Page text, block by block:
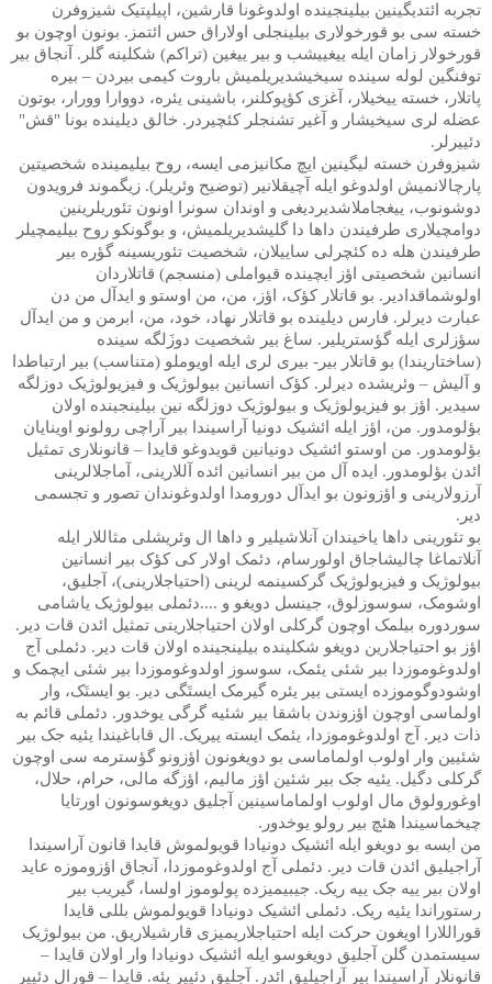
تجربه ائتدیگینین بیلینجینده اولدوغونا قارشین، اپیلپتیک شیزوفرن
خسته سی بو قورخولاری بیلینجلی اولاراق حس ائتمز. بونون اوچون بو
قورخولار زامان ایله ییغییشب و بیر ییغین (تراکم) شکلینه گلر. آنجاق بیر
توفنگین لوله سینده سیخیشدیریلمیش باروت کیمی بیردن – بیره
پاتلار، خسته ییخیلار، آغزی کؤپوکلنر، باشینی یئره، دووارا وورار، بوتون
عضله لری سیخیشار و آغیر تشنجلر کئچیردر. خالق دیلینده بونا "قش"
دئییرلر.
شیزوفرن خسته لیگینین ایچ مکانیزمی ایسه، روح بیلیمینده شخصیتین
پارچالانمیش اولدوغو ایله آچیقلانیر (توضیح وئریلر). زیگموند فرویدون
دوشونوب، ییغجاملاشدیردیغی و اوندان سونرا اونون تئوریلرینین
دوامچیلاری طرفیندن داها دا گلیشدیریلمیش، و بوگونکو روح بیلیمچیلر
طرفیندن هله ده کئچرلی ساییلان، شخصیت تئوریسینه گؤره بیر
انسانین شخصیتی اؤز ایچینده قیواملی (منسجم) قاتلاردان
اولوشماقدادیر. بو قاتلار کؤک، اؤز، من، من اوستو و ایدآل من دن
عبارت دیرلر. فارس دیلینده بو قاتلار نهاد، خود، من، ابرمن و من ایدآل
سؤزلری ایله گؤستریلیر. ساغ بیر شخصیت دوزَلگه سینده
(ساختاریندا) بو قاتلار بیر- بیری لری ایله اویوملو (متناسب) بیر ارتباطدا
و آلیش – وئریشده دیرلر. کؤک انسانین بیولوژیک و فیزیولوژیک دوزلگه
سیدیر. اؤز بو فیزیولوژیک و بیولوژیک دوزلگه نین بیلینجینده اولان
بؤلومدور. من، اؤز ایله ائشیک دونیا آراسیندا بیر آراچی رولونو اوینایان
بؤلومدور. من اوستو ائشیک دونیانین قویدوغو قایدا – قانونلاری تمثیل
ائدن بؤلومدور. ایده آل من بیر انسانین ائده آللارینی، آماجلالرینی
آرزولارینی و اؤزونون بو ایدآل دورومدا اولدوغوندان تصور و تجسمی
دیر.
بو تئورینی داها یاخیندان آنلاشیلیر و داها ال وئریشلی مثاللار ایله
آنلاتماغا چالیشاجاق اولورسام، دئمک اولار کی کؤک بیر انسانین
بیولوژیک و فیزیولوژیک گرکسینمه لرینی (احتیاجلارینی)، آجلیق،
اوشومک، سوسوزلوق، جینسل دویغو و ....دئملی بیولوژیک یاشامی
سوردوره بیلمک اوچون گرکلی اولان احتیاجلارینی تمثیل ائدن قات دیر.
اؤز بو احتیاجلارین دویغو شکلینده بیلینجینده اولان قات دیر. دئملی آج
اولدوغوموزدا بیر شئی یئمک، سوسوز اولدوغوموزدا بیر شئی ایچمک و
اوشودوگوموزده ایستی بیر یئره گیرمک ایستَگی دیر. بو ایستَک، وار
اولماسی اوچون اؤزوندن باشقا بیر شئیه گرگی یوخدور. دئملی قائم به
ذات دیر. آج اولدوغوموزدا، یئمک ایسته ییریک. ال قاباغیندا یئیه جک بیر
شئیین وار اولوب اولماماسی بو دویغونون اؤزونو گؤسترمه سی اوچون
گرکلی دگیل. یئیه جک بیر شئین اؤز مالیم، اؤزگه مالی، حرام، حلال،
اوغورولوق مال اولوب اولماماسینین آجلیق دویغوسونون اورتایا
چیخماسیندا هئچ بیر رولو یوخدور.
من ایسه بو دویغو ایله ائشیک دونیادا قویولموش قایدا قانون آراسیندا
آراجیلیق ائدن قات دیر. دئملی آج اولدوغوموزدا، آنجاق اؤزوموزه عاید
اولان بیر ییه جک ییه ریک. جیبیمیزده پولوموز اولسا، گیریب بیر
رستوراندا یئیه ریک. دئملی ائشیک دونیادا قویولموش بللی قایدا
قوراللارا اویغون حرکت ایله احتیاجلاریمیزی قارشیلاریق. من بیولوژیک
سیستمدن گلن آجلیق دویغوسو ایله ائشیک دونیادا وار اولان قایدا –
قانونلار آراسیندا بیر آراجیلیق ائدر. آجلیق دئییر یئه. قایدا – قورال دئییر